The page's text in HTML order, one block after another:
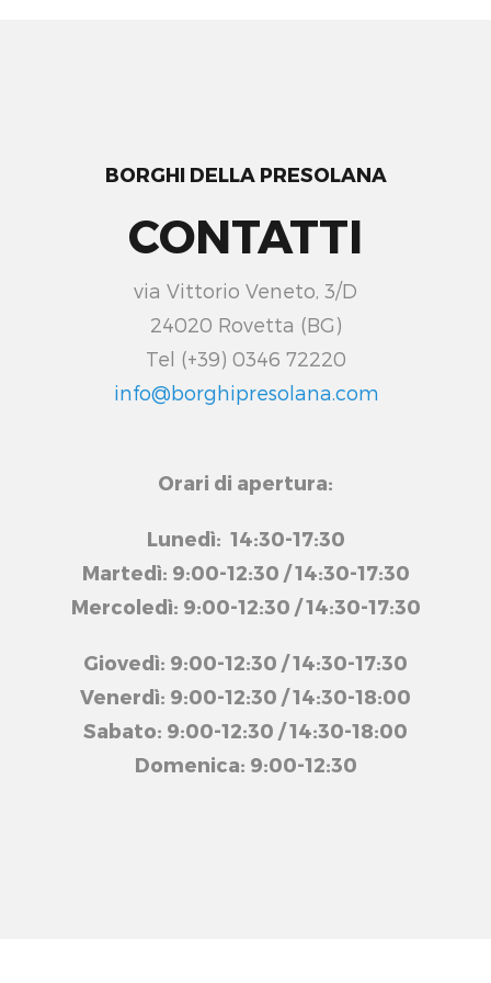
BORGHI DELLA PRESOLANA
CONTATTI
via Vittorio Veneto, 3/D
24020 Rovetta (BG)
Tel (+39) 0346 72220
info@borghipresolana.com
Orari di apertura:
Lunedì: 14:30-17:30
Martedì: 9:00-12:30 / 14:30-17:30
Mercoledì: 9:00-12:30 / 14:30-17:30
Giovedì: 9:00-12:30 / 14:30-17:30
Venerdì: 9:00-12:30 / 14:30-18:00
Sabato: 9:00-12:30 / 14:30-18:00
Domenica: 9:00-12:30